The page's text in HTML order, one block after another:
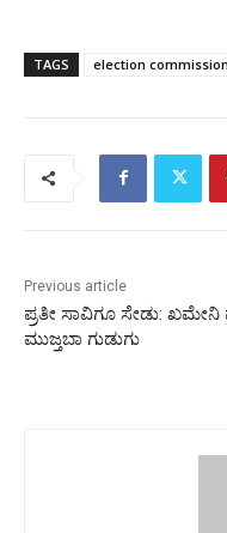
TAGS election commission
Previous article
ಪ್ರತೀ ಸಾವಿಗೂ ಸೇಡು: ಖಮೇನಿ
ಮುಜ್ತಬಾ ಗುಡುಗು